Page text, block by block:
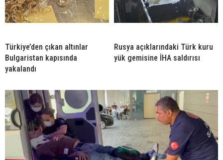
Türkiye’den çıkan altınlar
Bulgaristan kapısında
yakalandı
Rusya açıklarındaki Türk kuru
yük gemisine İHA saldırısı